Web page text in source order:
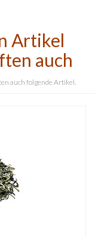
Artikel
auch
auch folgende Artikel.